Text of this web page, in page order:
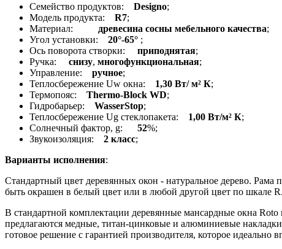
Семейство продуктов: Designo;
Модель продукта: R7;
Материал:
древесина сосны мебельного качества;
Угол установки: 20°-65° ;
Ось поворота створки: приподнятая;
Ручка: снизу, многофункциональная;
Управление: ручное;
Теплосбережение Uw окна: 1,30 Вт/ м² К;
Термопояс: Thermo-Block WD;
Гидробарьер: WasserStop;
Теплосбережение Ug стеклопакета:
1,00 Вт/м² К;
Солнечный фактор, g:
52%;
Звукоизоляция:
2 класс;
Варианты исполнения:
Стандартный цвет деревянных окон - натуральное дерево.
быть окрашен в белый цвет или в любой другой цвет по шкале
В стандартной комплектации деревянные мансардные окна
предлагаются медные, титан-цинковые и алюминиевые
готовое решение с гарантией производителя, которое